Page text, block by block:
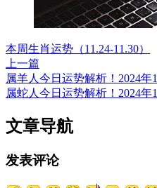
本周生肖运势（11.24-11.30）
上一篇
属羊人今日运势解析！2024年
属蛇人今日运势解析！2024年
文章导航
发表评论